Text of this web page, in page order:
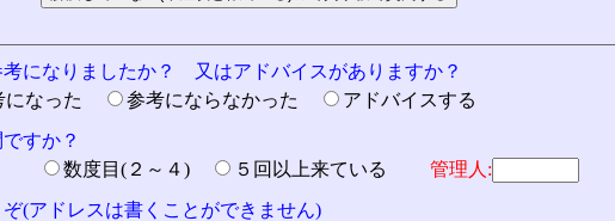
考になりましたか？ 又はアドバイスがありますか？
になった 参考にならなかった
アドバイスする
すか？
数度目(２～４) ５回以上来ている 管理人:
(アドレスは書くことができません)